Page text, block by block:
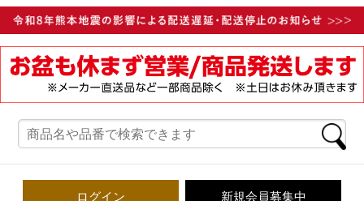
ログイン
新規会員募集中